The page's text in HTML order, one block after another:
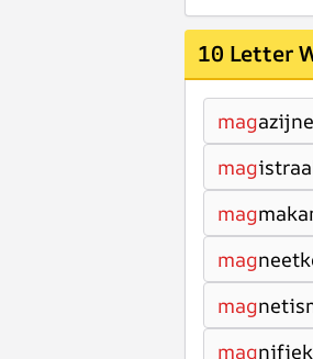
10 Letter
mag
mag
mag
mag
mag
mag